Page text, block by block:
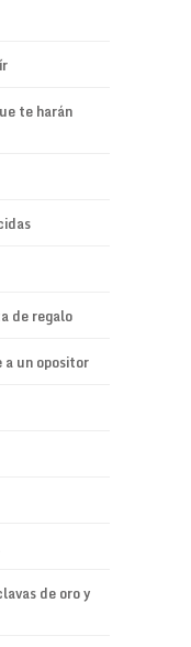
te harán
de regalo
a un opositor
de oro y